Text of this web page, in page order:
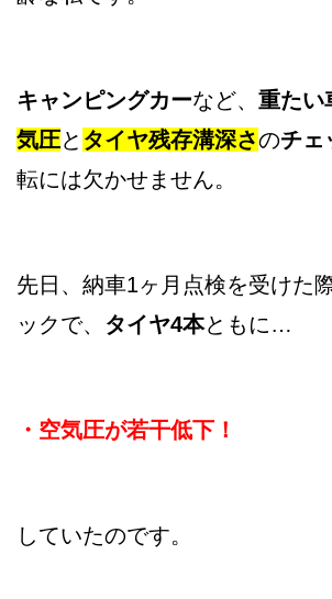
キャンピングカーなど、 重たい
気圧と タイヤ残存溝深さのチェ
転には欠かせません。
先日、納車1ヶ月点検を受けた
ックで、 タイヤ4本ともに…
・空気圧が若干低下！
していたのです。